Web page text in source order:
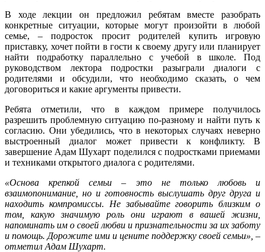
В ходе лекции он предложил ребятам вместе разобрать
конкретные ситуации, которые могут произойти в любой
семье, – подросток просит родителей купить игровую
приставку, хочет пойти в гости к своему другу или планирует
найти подработку параллельно с учебой в школе. Под
руководством лектора подростки разыграли диалоги с
родителями и обсудили, что необходимо сказать, о чем
договориться и какие аргументы привести.
Ребята отметили, что в каждом примере получилось
разрешить проблемную ситуацию по-разному и найти путь к
согласию. Они убедились, что в некоторых случаях неверно
выстроенный диалог может привести к конфликту. В
завершение Адам Шухарт поделился с подростками приемами
и техниками открытого диалога с родителями.
«Основа крепкой семьи – это не только любовь и
взаимопонимание, но и готовность выслушать друг друга и
находить компромиссы. Не забывайте говорить близким о
том, какую значимую роль они играют в вашей жизни,
напоминать им о своей любви и признательности за их заботу
и помощь. Дорожите ими и цените поддержку своей семьи», –
отметил Адам Шухарт.